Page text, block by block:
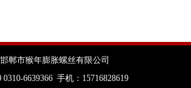
郸市猴年膨胀螺丝有限公司
0310-6639366 手机：15716828619